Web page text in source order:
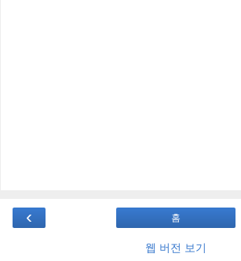
‹ 홈
웹 버전 보기